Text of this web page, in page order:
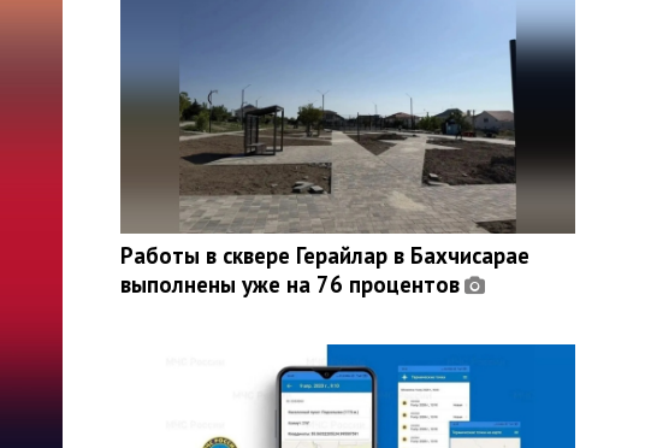
Работы в сквере Герайлар в Бахчисарае
выполнены уже на 76 процентов